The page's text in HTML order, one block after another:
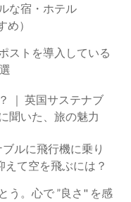
な宿・ホテル
め）
ストを導入している
聞いた、旅の魅力
ルに飛行機に乗り
えて空を飛ぶには？
う。心で ”良さ" を感